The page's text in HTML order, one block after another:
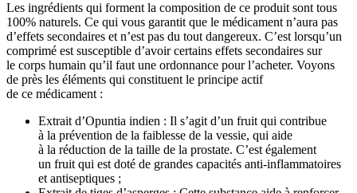
Les ingrédients qui forment la composition de ce produit sont tous
100% naturels. Ce qui vous garantit que le médicament n’aura pas
d’effets secondaires et n’est pas du tout dangereux. C’est lorsqu’un
comprimé est susceptible d’avoir certains effets secondaires sur
le corps humain qu’il faut une ordonnance pour l’acheter. Voyons
de près les éléments qui constituent le principe actif
de ce médicament :
Extrait d’Opuntia indien : Il s’agit d’un fruit qui contribue
à la prévention de la faiblesse de la vessie, qui aide
à la réduction de la taille de la prostate. C’est également
un fruit qui est doté de grandes capacités anti-inflammatoires
et antiseptiques ;